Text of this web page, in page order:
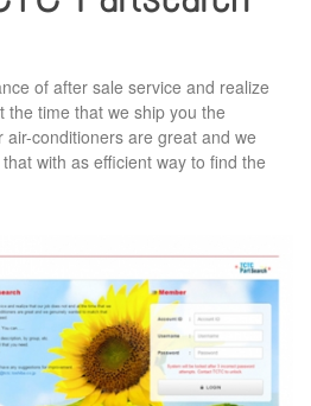
of after sale service and realize
time that we ship you the
conditioners are great and we
with as efficient way to find the